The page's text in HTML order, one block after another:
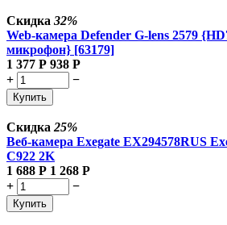
Скидка 32%
Web-камера Defender G-lens 2579
микрофон} [63179]
1 377 Р 938 Р
+
−
Купить
Скидка 25%
Веб-камера Exegate EX294578RUS
C922 2K
1 688 Р 1 268 Р
+
−
Купить